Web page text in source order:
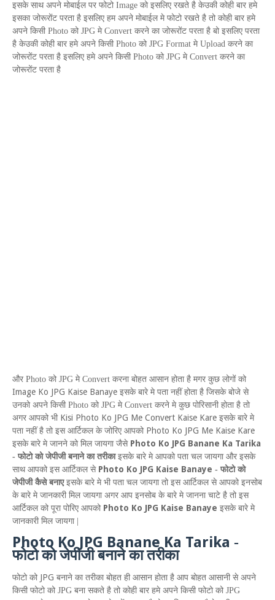
इसके साथ अपने मोबाईल पर फोटो Image को इसलिए रखते है केउकी कोही बार हमे
इसका जोरूरोंट परता है इसलिए हम अपने मोबाईल मे फोटो रखते है तो कोही बार हमे
अपने किसी Photo को JPG मे Convert करने का जोरूरोंट परता है बो इसलिए परता
है केउकी कोही बार हमे अपने किसी Photo को JPG Format मे Upload करने का
जोरूरोंट परता है इसलिए हमे अपने किसी Photo को JPG मे Convert करने का
जोरूरोंट परता है
और Photo को JPG मे Convert करना बोहत आसान होता है मगर कुछ लोगों को
Image Ko JPG Kaise Banaye इसके बारे मे पता नहीं होता है जिसके बोजे से
उनको अपने किसी Photo को JPG मे Convert करने मे कुछ पोरिसानी होता है तो
अगर आपको भी Kisi Photo Ko JPG Me Convert Kaise Kare इसके बारे मे
पता नहीं है तो इस आर्टिकल के जोरिए आपको Photo Ko JPG Me Kaise Kare
इसके बारे मे जानने को मिल जायगा जैसे Photo Ko JPG Banane Ka Tarika
- फोटो को जेपीजी बनाने का तरीकाइसके बारे मे आपको पता चल जायगा और इसके
साथ आपको इस आर्टिकल से Photo Ko JPG Kaise Banaye - फोटो को
जेपीजी कैसे बनाएइसके बारे मे भी पता चल जायगा तो इस आर्टिकल से आपको इनसोब
के बारे मे जानकारी मिल जायगा अगर आप इनसोब के बारे मे जानना चाटे है तो इस
आर्टिकल को पूरा पोरिए आपको Photo Ko JPG Kaise Banaye इसके बारे मे
जानकारी मिल जायगा |
Photo KoJPG BananeKa Tarika -
फोटो को जेपीजी बनाने का तरीका
फोटो को JPG बनाने का तरीका बोहत ही आसान होता है आप बोहत आसानी से अपने
किसी फोटो को JPG बना सकते है तो कोही बार हमे अपने किसी फोटो को JPG